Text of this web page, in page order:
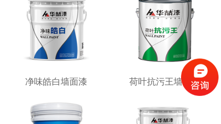
净味皓白墙面漆 荷叶抗污王墙面漆